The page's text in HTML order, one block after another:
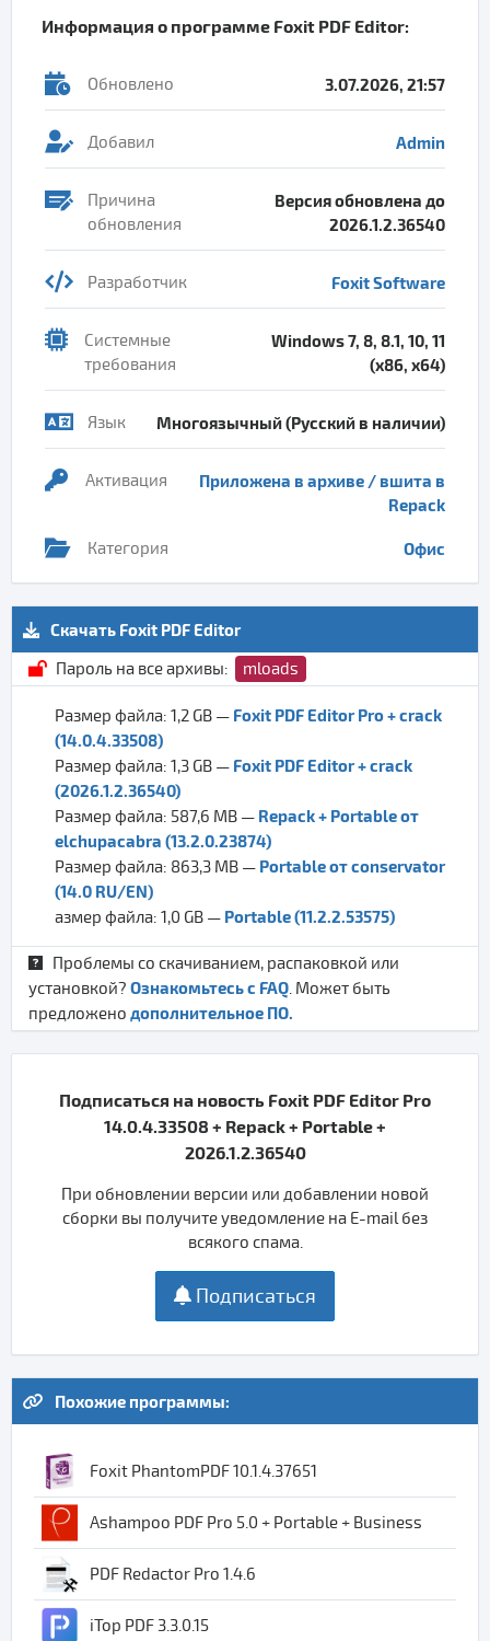
Информация о программе Foxit PDF Editor:
Обновлено 3.07.2026, 21:57
Добавил Admin
Причина
обновления
Версия обновлена до
2026.1.2.36540
Разработчик Foxit Software
Системные
требования
Windows 7, 8, 8.1, 10, 11
(x86, x64)
Язык Многоязычный (Русский в наличии)
Активация
Приложена в архиве / вшита в
Repack
Категория Офис
Скачать Foxit PDF Editor
Пароль на все архивы:
mloads
Размер файла: 1,2 GB — Foxit PDF Editor Pro + crack
(14.0.4.33508)
Размер файла: 1,3 GB — Foxit PDF Editor + crack
(2026.1.2.36540)
Размер файла: 587,6 MB — Repack + Portable от
elchupacabra (13.2.0.23874)
Размер файла: 863,3 MB — Portable от conservator
(14.0 RU/EN)
азмер файла: 1,0 GB — Portable (11.2.2.53575)
Проблемы со скачиванием, распаковкой или
установкой? Ознакомьтесь с FAQ. Может быть
предложено дополнительное ПО.
Подписаться на новость Foxit PDF Editor Pro
14.0.4.33508 + Repack + Portable +
2026.1.2.36540
При обновлении версии или добавлении новой
сборки вы получите уведомление на E-mail без
всякого спама.
Подписаться
Похожие программы:
Foxit PhantomPDF 10.1.4.37651
Ashampoo PDF Pro 5.0 + Portable + Business
PDF Redactor Pro 1.4.6
iTop PDF 3.3.0.15